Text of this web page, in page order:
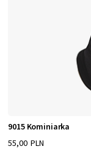
9015 Kominiarka
55,00 PLN